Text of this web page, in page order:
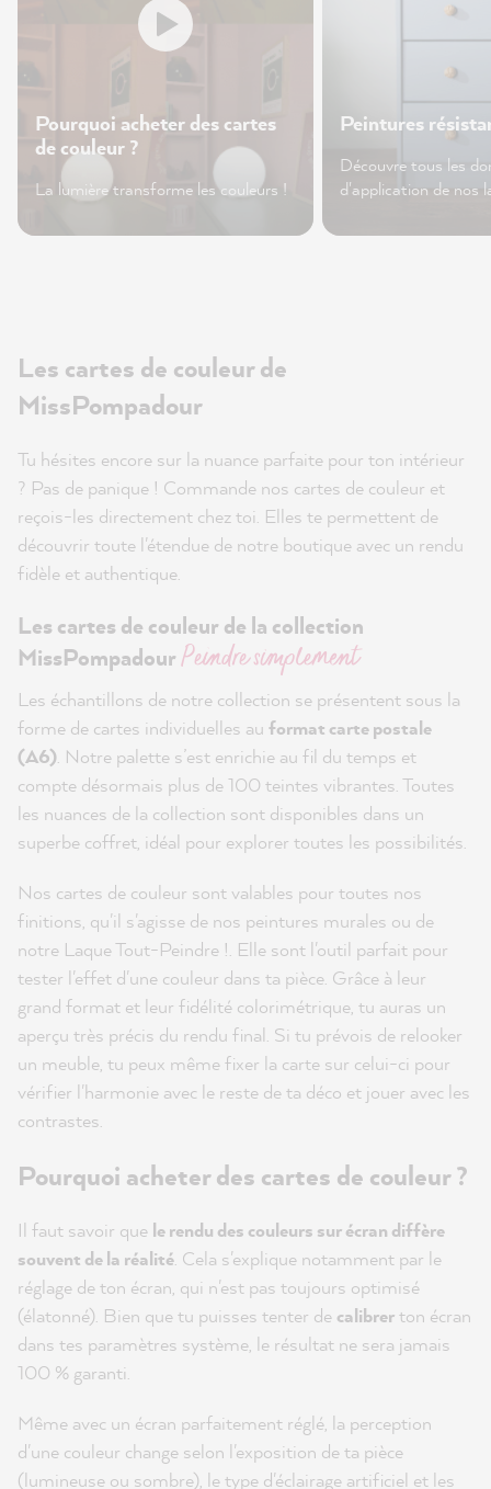
Pourquoi acheter des cartes
de couleur ?
La lumière transforme les couleurs !
Peintures
Découvre tous les
d'application de nos
Les cartes de couleur de
MissPompadour
Tu hésites encore sur la nuance parfaite pour ton intérieur
? Pas de panique ! Commande nos cartes de couleur et
reçois-les directement chez toi. Elles te permettent de
découvrir toute l'étendue de notre boutique avec un rendu
fidèle et authentique.
Les cartes de couleur de la collection
MissPompadourPeindre simplement
Les échantillons de notre collection se présentent sous la
forme de cartes individuelles au format carte postale
(A6). Notre palette s’est enrichie au fil du temps et
compte désormais plus de 100 teintes vibrantes. Toutes
les nuances de la collection sont disponibles dans un
superbe coffret, idéal pour explorer toutes les possibilités.
Nos cartes de couleur sont valables pour toutes nos
finitions, qu'il s'agisse de nos peintures murales ou de
notre Laque Tout-Peindre !. Elle sont l'outil parfait pour
tester l'effet d'une couleur dans ta pièce. Grâce à leur
grand format et leur fidélité colorimétrique, tu auras un
aperçu très précis du rendu final. Si tu prévois de relooker
un meuble, tu peux même fixer la carte sur celui-ci pour
vérifier l'harmonie avec le reste de ta déco et jouer avec les
contrastes.
Pourquoi acheter des cartes de couleur ?
Il faut savoir que le rendu des couleurs sur écran diffère
souvent de la réalité. Cela s'explique notamment par le
réglage de ton écran, qui n'est pas toujours optimisé
(élatonné). Bien que tu puisses tenter de calibrerton écran
dans tes paramètres système, le résultat ne sera jamais
100 % garanti.
Même avec un écran parfaitement réglé, la perception
d'une couleur change selon l'exposition de ta pièce
(lumineuse ou sombre), le type d'éclairage artificiel et les